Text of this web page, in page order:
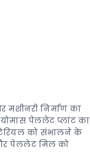
मशीनरी निर्माण का
पेललेट प्लांट का
को संभालने के
और पेललेट मिल को